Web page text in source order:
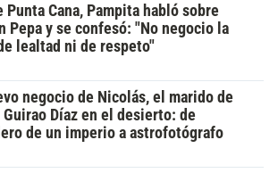
Punta Cana, Pampita habló sobre
Pepa y se confesó: "No negocio la
lealtad ni de respeto"
negocio de Nicolás, el marido de
Guirao Díaz en el desierto: de
de un imperio a astrofotógrafo